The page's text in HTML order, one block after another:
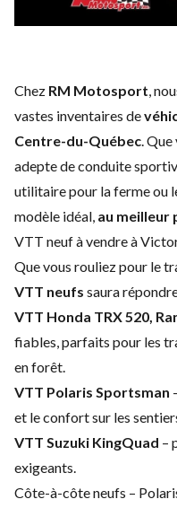
Chez RM Motosport,
vastes inventaires de
Centre-du-Québec. Que
adepte de conduite
utilitaire pour la ferme ou
modèle idéal, au meilleur
VTT neuf à vendre à
Que vous rouliez pour le
VTT neufs saura
VTT Honda TRX 520,
fiables, parfaits pour les
en forêt.
VTT Polaris Sportsman
et le confort sur les
VTT Suzuki KingQuad –
exigeants.
Côte-à-côte neufs –